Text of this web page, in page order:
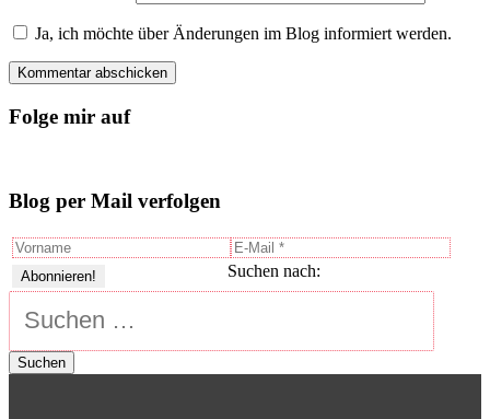
Ja, ich möchte über Änderungen im Blog informiert werden.
Folge mir auf
Blog per Mail verfolgen
Suchen nach: